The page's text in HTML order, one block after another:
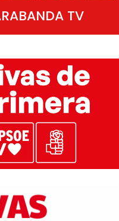
TV